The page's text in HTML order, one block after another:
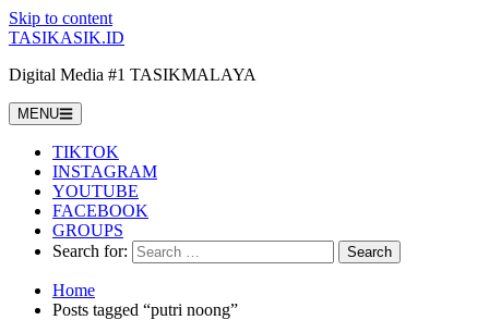
Skip to content
TASIKASIK.ID
Digital Media #1 TASIKMALAYA
MENU
TIKTOK
INSTAGRAM
YOUTUBE
FACEBOOK
GROUPS
Search for:
Home
Posts tagged “putri noong”